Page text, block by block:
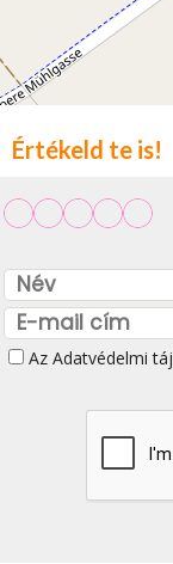
Értékeld te is!
Az Adatvédelmi